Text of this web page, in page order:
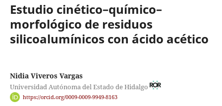
Estudio cinético–químico–
morfológico de residuos
silicoalumínicos con ácido acético
Nidia Viveros Vargas
Universidad Autónoma del Estado de Hidalgo
https://orcid.org/0009-0009-9949-8163